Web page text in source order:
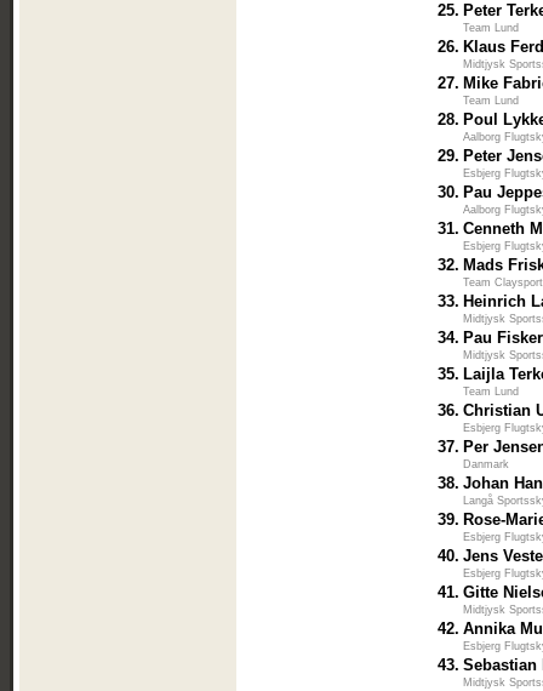
25. Peter
Team Lund
26. Klaus
Midtjysk
27. Mike
Team Lund
28. Poul
Aalborg
29. Peter
Esbjerg
30. Pau
Aalborg
31. Cenneth
Esbjerg
32. Mads
Team
33. Heinrich
Midtjysk
34. Pau Fisker
Midtjysk
35. Laijla
Team Lund
36. Christian
Esbjerg
37. Per
Danmark
38. Johan
Langå
39. Rose-
Esbjerg
40. Jens
Esbjerg
41. Gitte
Midtjysk
42. Annika
Esbjerg
43.
Midtjysk